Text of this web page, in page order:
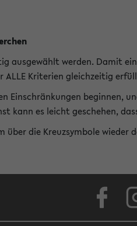
ausgewählt werden. Damit
ALLE Kriterien gleichzeitig
Einschränkungen beginnen,
kann es leicht geschehen,
über die Kreuzsymbole wieder